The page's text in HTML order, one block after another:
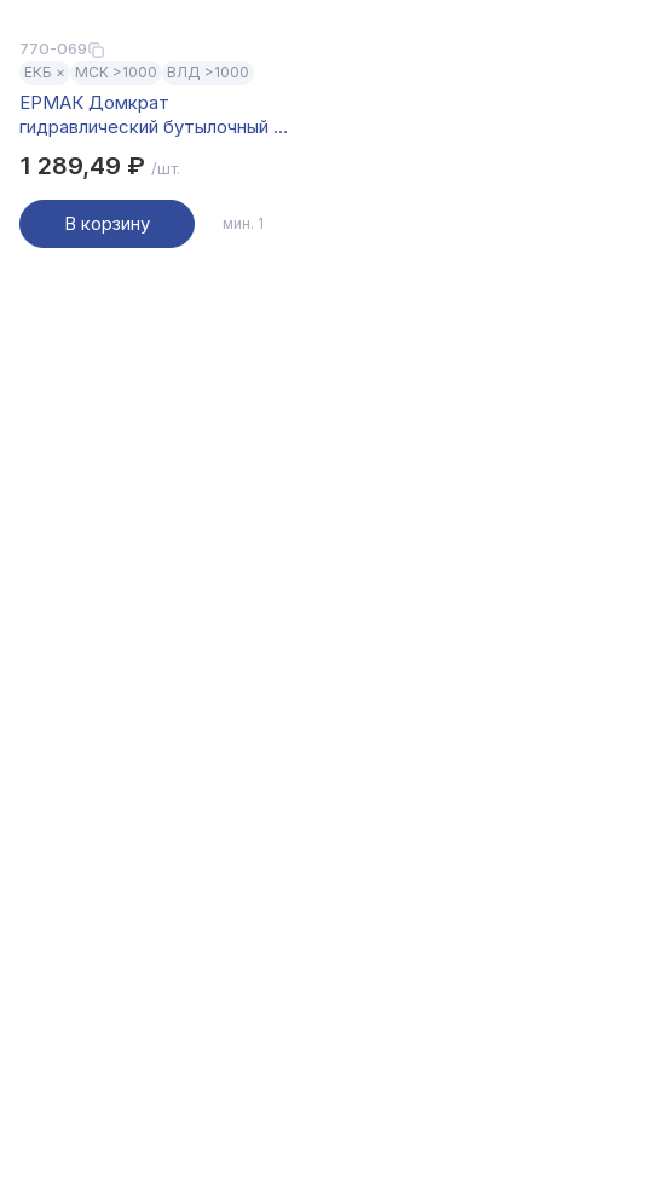
770-069
ЕКБ × МСК >1000 ВЛД >1000
ЕРМАК Домкрат
гидравлический бутылочный 2
158-308мм
1 289,49 ₽ /шт.
В корзину мин. 1